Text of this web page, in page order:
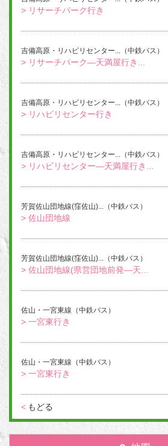
> リサーチパーク行き
吉備高原・リハビリセンター...（中鉄バス）
> リサーチパーク―天満屋行き...
吉備高原・リハビリセンター...（中鉄バス）
> リハビリセンター行き
吉備高原・リハビリセンター...（中鉄バス）
> リハビリセンター―天満屋行き...
芳賀佐山団地線(窪佐山)...（中鉄バス）
> 佐山団地線
芳賀佐山団地線(窪佐山)...（中鉄バス）
> 佐山団地線(県営団地前発―天...
佐山・一宮東線（中鉄バス）
> 一宮東行き
佐山・一宮東線（中鉄バス）
> 一宮東行き
< もどる